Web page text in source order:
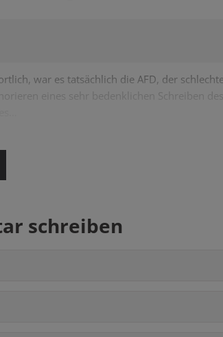
war es tatsächlich die AFD, der
eines sehr bedenklichen Schreiben
schreiben